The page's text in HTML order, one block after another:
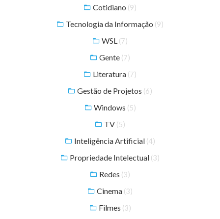
Cotidiano (9)
Tecnologia da Informação (9)
WSL (7)
Gente (7)
Literatura (7)
Gestão de Projetos (6)
Windows (5)
TV (5)
Inteligência Artificial (4)
Propriedade Intelectual (3)
Redes (3)
Cinema (3)
Filmes (3)